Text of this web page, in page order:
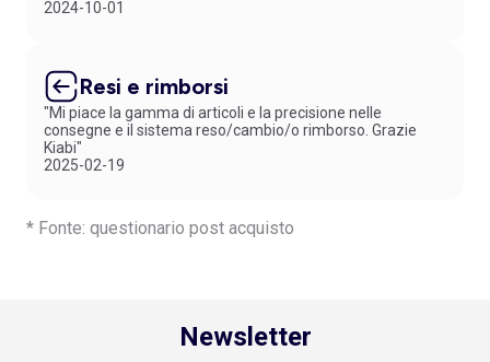
2024-10-01
Resi e rimborsi
"Mi piace la gamma di articoli e la precisione nelle
consegne e il sistema reso/cambio/o rimborso. Grazie
Kiabi"
2025-02-19
* Fonte: questionario post acquisto
Newsletter